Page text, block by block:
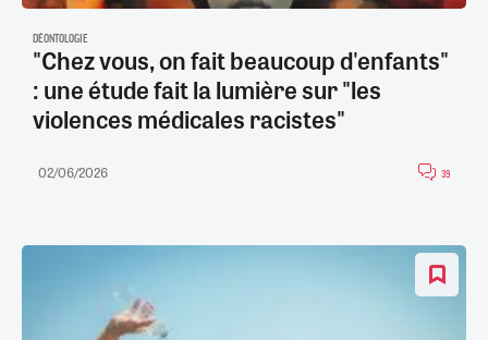
DÉONTOLOGIE
"Chez vous, on fait beaucoup d'enfants"
: une étude fait la lumière sur "les
violences médicales racistes"
02/06/2026 39